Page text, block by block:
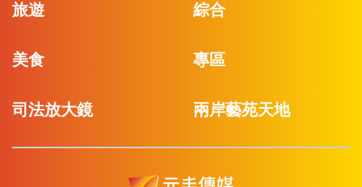
旅遊 綜合
美食 專區
司法放大鏡 兩岸藝苑天地